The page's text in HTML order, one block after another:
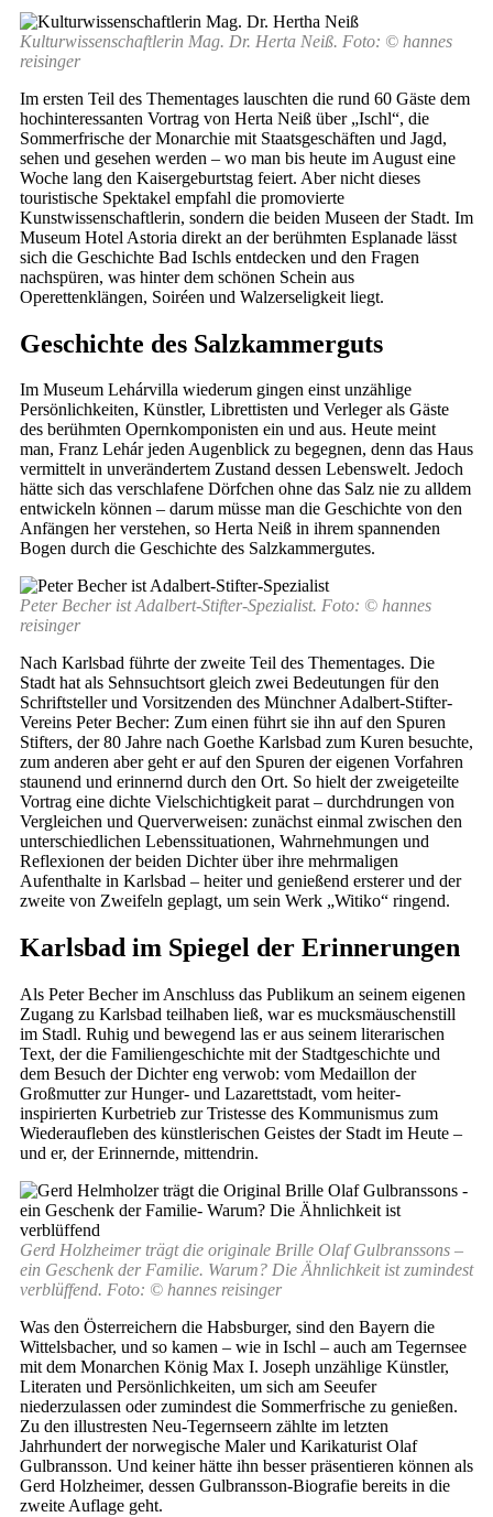
Kulturwissenschaftlerin Mag. Dr. Herta Neiß. Foto: © hannes
reisinger
Im ersten Teil des Thementages lauschten die rund 60 Gäste dem
hochinteressanten Vortrag von Herta Neiß über „Ischl“, die
Sommerfrische der Monarchie mit Staatsgeschäften und Jagd,
sehen und gesehen werden – wo man bis heute im August eine
Woche lang den Kaisergeburtstag feiert. Aber nicht dieses
touristische Spektakel empfahl die promovierte
Kunstwissenschaftlerin, sondern die beiden Museen der Stadt. Im
Museum Hotel Astoria direkt an der berühmten Esplanade lässt
sich die Geschichte Bad Ischls entdecken und den Fragen
nachspüren, was hinter dem schönen Schein aus
Operettenklängen, Soiréen und Walzerseligkeit liegt.
Geschichte des Salzkammerguts
Im Museum Lehárvilla wiederum gingen einst unzählige
Persönlichkeiten, Künstler, Librettisten und Verleger als Gäste
des berühmten Opernkomponisten ein und aus. Heute meint
man, Franz Lehár jeden Augenblick zu begegnen, denn das Haus
vermittelt in unverändertem Zustand dessen Lebenswelt. Jedoch
hätte sich das verschlafene Dörfchen ohne das Salz nie zu alldem
entwickeln können – darum müsse man die Geschichte von den
Anfängen her verstehen, so Herta Neiß in ihrem spannenden
Bogen durch die Geschichte des Salzkammergutes.
Peter Becher ist Adalbert-Stifter-Spezialist. Foto: © hannes
reisinger
Nach Karlsbad führte der zweite Teil des Thementages. Die
Stadt hat als Sehnsuchtsort gleich zwei Bedeutungen für den
Schriftsteller und Vorsitzenden des Münchner Adalbert-Stifter-
Vereins Peter Becher: Zum einen führt sie ihn auf den Spuren
Stifters, der 80 Jahre nach Goethe Karlsbad zum Kuren besuchte,
zum anderen aber geht er auf den Spuren der eigenen Vorfahren
staunend und erinnernd durch den Ort. So hielt der zweigeteilte
Vortrag eine dichte Vielschichtigkeit parat – durchdrungen von
Vergleichen und Querverweisen: zunächst einmal zwischen den
unterschiedlichen Lebenssituationen, Wahrnehmungen und
Reflexionen der beiden Dichter über ihre mehrmaligen
Aufenthalte in Karlsbad – heiter und genießend ersterer und der
zweite von Zweifeln geplagt, um sein Werk „Witiko“ ringend.
Karlsbad im Spiegel der Erinnerungen
Als Peter Becher im Anschluss das Publikum an seinem eigenen
Zugang zu Karlsbad teilhaben ließ, war es mucksmäuschenstill
im Stadl. Ruhig und bewegend las er aus seinem literarischen
Text, der die Familiengeschichte mit der Stadtgeschichte und
dem Besuch der Dichter eng verwob: vom Medaillon der
Großmutter zur Hunger- und Lazarettstadt, vom heiter-
inspirierten Kurbetrieb zur Tristesse des Kommunismus zum
Wiederaufleben des künstlerischen Geistes der Stadt im Heute –
und er, der Erinnernde, mittendrin.
Gerd Holzheimer trägt die originale Brille Olaf Gulbranssons –
ein Geschenk der Familie. Warum? Die Ähnlichkeit ist zumindest
verblüffend. Foto: © hannes reisinger
Was den Österreichern die Habsburger, sind den Bayern die
Wittelsbacher, und so kamen – wie in Ischl – auch am Tegernsee
mit dem Monarchen König Max I. Joseph unzählige Künstler,
Literaten und Persönlichkeiten, um sich am Seeufer
niederzulassen oder zumindest die Sommerfrische zu genießen.
Zu den illustresten Neu-Tegernseern zählte im letzten
Jahrhundert der norwegische Maler und Karikaturist Olaf
Gulbransson. Und keiner hätte ihn besser präsentieren können als
Gerd Holzheimer, dessen Gulbransson-Biografie bereits in die
zweite Auflage geht.